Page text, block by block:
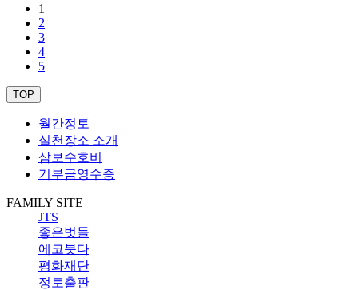
1
2
3
4
5
TOP
월간정토
실천장소 소개
삼보수호비
기부금영수증
FAMILY SITE
JTS
좋은벗들
에코붓다
평화재단
정토출판